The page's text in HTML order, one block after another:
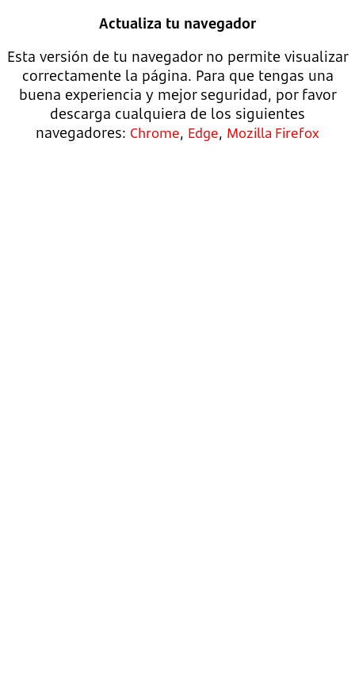
Actualiza tu navegador
Esta versión de tu navegador no permite visualizar
correctamente la página. Para que tengas una
buena experiencia y mejor seguridad, por favor
descarga cualquiera de los siguientes
navegadores: Chrome, Edge, Mozilla Firefox